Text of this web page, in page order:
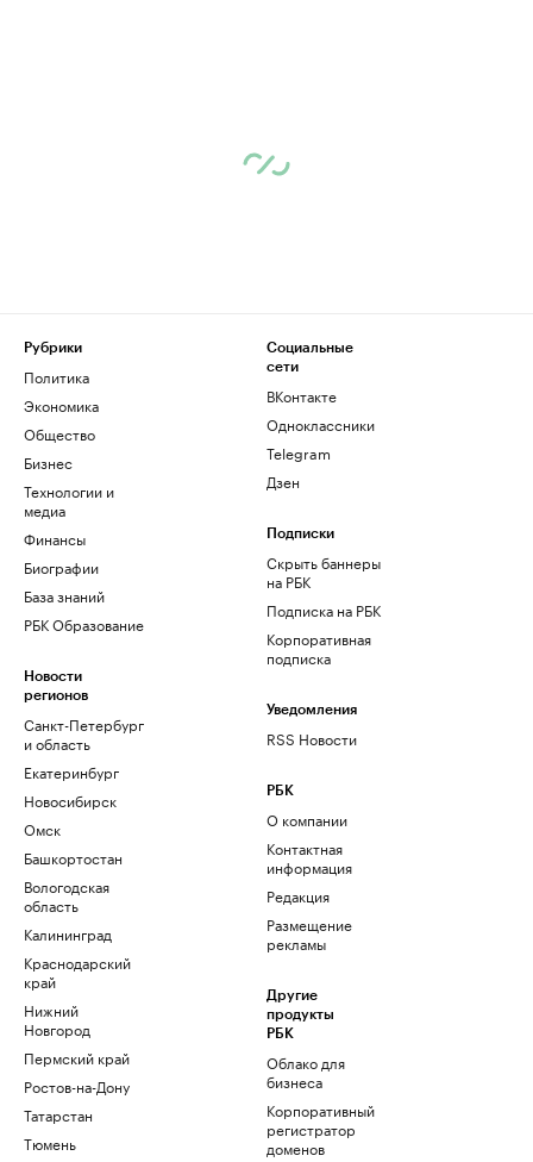
Рубрики
Политика
Экономика
Общество
Бизнес
Технологии и
медиа
Финансы
Биографии
База знаний
РБК Образование
Новости
регионов
Санкт-Петербург
и область
Екатеринбург
Новосибирск
Омск
Башкортостан
Вологодская
область
Калининград
Краснодарский
край
Нижний
Новгород
Пермский край
Ростов-на-Дону
Татарстан
Тюмень
Социальные
сети
ВКонтакте
Одноклассники
Telegram
Дзен
Подписки
Скрыть баннеры
на РБК
Подписка на РБК
Корпоративная
подписка
Уведомления
RSS Новости
РБК
О компании
Контактная
информация
Редакция
Размещение
рекламы
Другие
продукты
РБК
Облако для
бизнеса
Корпоративный
регистратор
доменов